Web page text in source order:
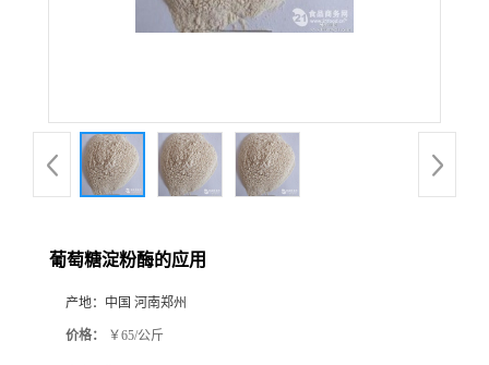
葡萄糖淀粉酶的应用
产地： 中国 河南郑州
价格： ￥65/公斤